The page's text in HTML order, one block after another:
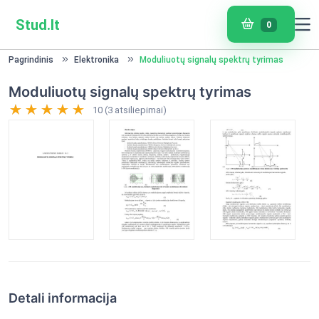
Stud.lt 0
Pagrindinis Elektronika Moduliuotų signalų spektrų tyrimas
Moduliuotų signalų spektrų tyrimas
10 (3 atsiliepimai)
Detali informacija